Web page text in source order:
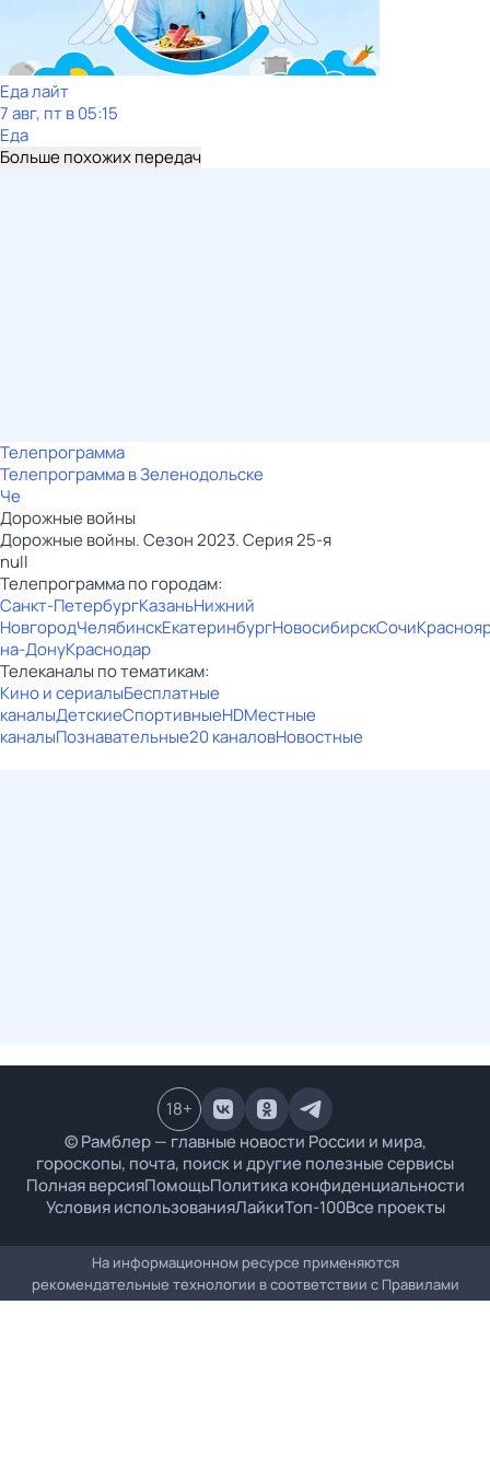
Еда лайт
7 авг, пт в 05:15
Еда
Больше похожих передач
Телепрограмма
Телепрограмма в Зеленодольске
Че
Дорожные войны
Дорожные войны. Сезон 2023. Серия 25-я
null
Телепрограмма по городам:
Санкт-ПетербургКазаньНижний
НовгородЧелябинскЕкатеринбургНовосибирскСочи
на-ДонуКраснодар
Телеканалы по тематикам:
Кино и сериалыБесплатные
каналыДетскиеСпортивныеHDМестные
каналыПознавательные20 каналовНовостные
© Рамблер — главные новости России и мира,
гороскопы, почта, поиск и другие полезные сервисы
Полная версияПомощьПолитика конфиденциальности
Условия использованияЛайкиТоп-100Все проекты
18+
На информационном ресурсе применяются
рекомендательные технологии в соответствии с Правилами